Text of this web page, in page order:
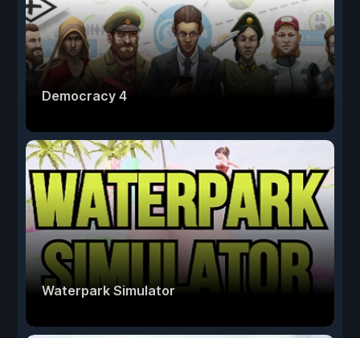
Democracy 4
Waterpark Simulator